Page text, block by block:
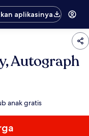
aplikasinya
Autograph
anak gratis